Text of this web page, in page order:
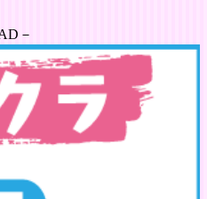
－